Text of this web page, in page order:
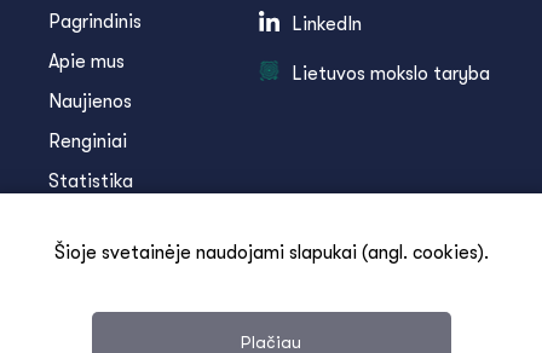
Pagrindinis
Apie mus
Naujienos
Renginiai
Statistika
Kontaktai
LinkedIn
Lietuvos mokslo taryba
Šioje svetainėje naudojami slapukai (angl. cookies).
Plačiau